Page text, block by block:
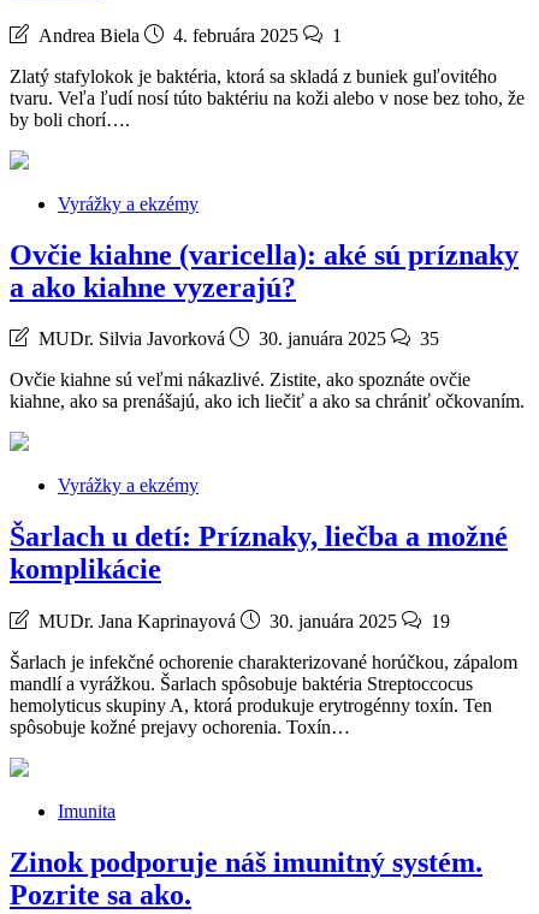
Andrea Biela 4. februára 2025
1
Zlatý stafylokok je baktéria, ktorá sa skladá z buniek guľovitého
tvaru. Veľa ľudí nosí túto baktériu na koži alebo v nose bez toho, že
by boli chorí….
Vyrážky a ekzémy
Ovčie kiahne (varicella): aké sú príznaky
a ako kiahne vyzerajú?
MUDr. Silvia Javorková 30. januára 2025
35
Ovčie kiahne sú veľmi nákazlivé. Zistite, ako spoznáte ovčie
kiahne, ako sa prenášajú, ako ich liečiť a ako sa chrániť očkovaním.
Vyrážky a ekzémy
Šarlach u detí: Príznaky, liečba a možné
komplikácie
MUDr. Jana Kaprinayová 30. januára 2025
19
Šarlach je infekčné ochorenie charakterizované horúčkou, zápalom
mandlí a vyrážkou. Šarlach spôsobuje baktéria Streptoccocus
hemolyticus skupiny A, ktorá produkuje erytrogénny toxín. Ten
spôsobuje kožné prejavy ochorenia. Toxín…
Imunita
Zinok podporuje náš imunitný systém.
Pozrite sa ako.